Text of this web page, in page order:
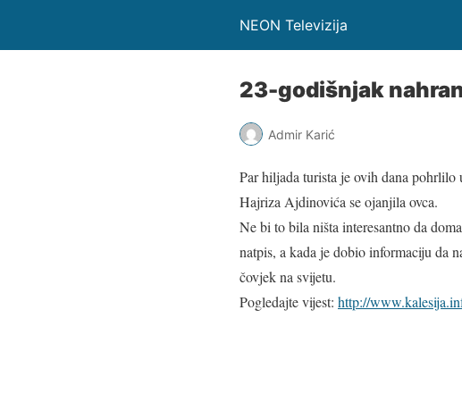
NEON Televizija
23-godišnjak
Admir Karić
Par hiljada turista je ovih dana
Hajriza Ajdinovića se ojanjila ovca.
Ne bi to bila ništa interesantno da
natpis, a kada je dobio informaciju da
čovjek na svijetu.
Pogledajte vijest: http://